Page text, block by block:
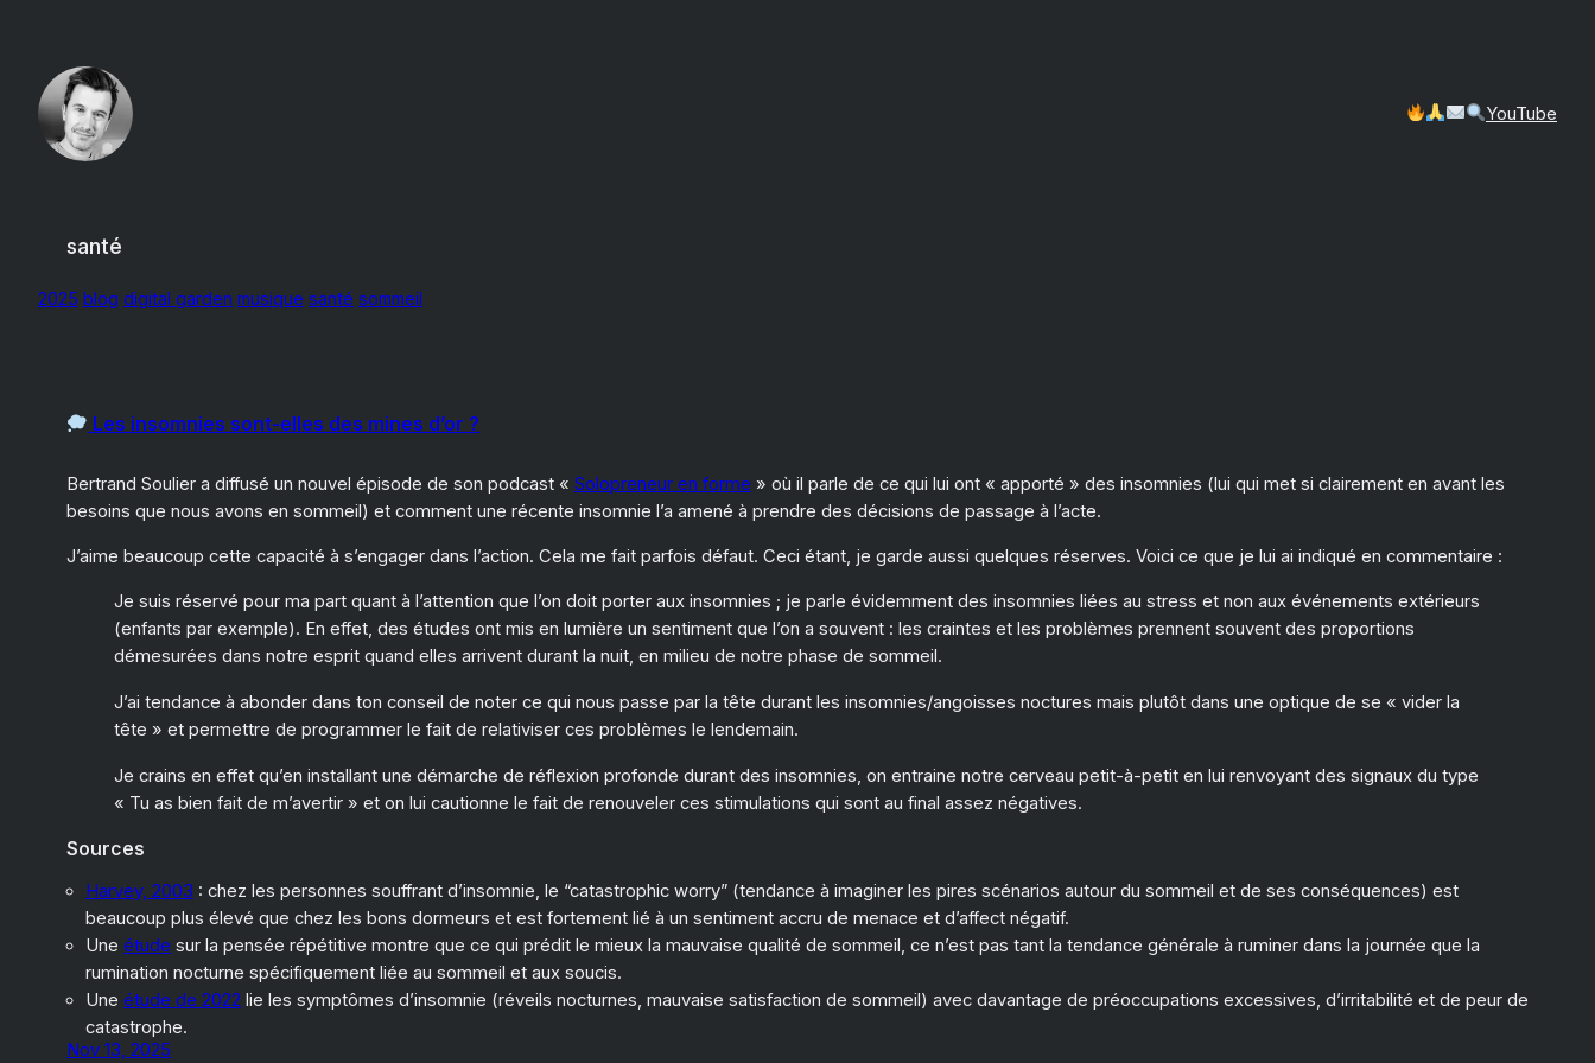
contenu
YouTube
santé
2025 blog digital garden musique santé sommeil
Les insomnies sont-elles des mines d’or ?
Bertrand Soulier a diffusé un nouvel épisode de son podcast « Solopreneur en forme » où il parle de ce qui lui ont « apporté » des insomnies (lui qui met si clairement en avant les
besoins que nous avons en sommeil) et comment une récente insomnie l’a amené à prendre des décisions de passage à l’acte.
J’aime beaucoup cette capacité à s’engager dans l’action. Cela me fait parfois défaut. Ceci étant, je garde aussi quelques réserves. Voici ce que je lui ai indiqué en commentaire :
Je suis réservé pour ma part quant à l’attention que l’on doit porter aux insomnies ; je parle évidemment des insomnies liées au stress et non aux événements extérieurs
(enfants par exemple). En effet, des études ont mis en lumière un sentiment que l’on a souvent : les craintes et les problèmes prennent souvent des proportions
démesurées dans notre esprit quand elles arrivent durant la nuit, en milieu de notre phase de sommeil.
J’ai tendance à abonder dans ton conseil de noter ce qui nous passe par la tête durant les insomnies/angoisses noctures mais plutôt dans une optique de se « vider la
tête » et permettre de programmer le fait de relativiser ces problèmes le lendemain.
Je crains en effet qu’en installant une démarche de réflexion profonde durant des insomnies, on entraine notre cerveau petit-à-petit en lui renvoyant des signaux du type
« Tu as bien fait de m’avertir » et on lui cautionne le fait de renouveler ces stimulations qui sont au final assez négatives.
Sources
Harvey, 2003 : chez les personnes souffrant d’insomnie, le “catastrophic worry” (tendance à imaginer les pires scénarios autour du sommeil et de ses conséquences) est
beaucoup plus élevé que chez les bons dormeurs et est fortement lié à un sentiment accru de menace et d’affect négatif.
Une étude sur la pensée répétitive montre que ce qui prédit le mieux la mauvaise qualité de sommeil, ce n’est pas tant la tendance générale à ruminer dans la journée que la
rumination nocturne spécifiquement liée au sommeil et aux soucis.
Une étude de 2022 lie les symptômes d’insomnie (réveils nocturnes, mauvaise satisfaction de sommeil) avec davantage de préoccupations excessives, d’irritabilité et de peur de
catastrophe.
Nov 13, 2025